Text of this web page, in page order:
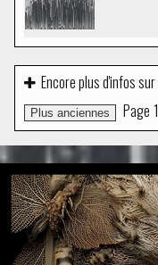
Encore plus d'infos sur
Plus anciennes Page 1